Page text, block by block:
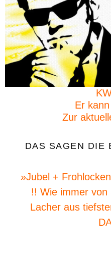
Er
Zur
DAS SAGEN DIE
»Jubel +
!! Wie immer von
Lacher aus